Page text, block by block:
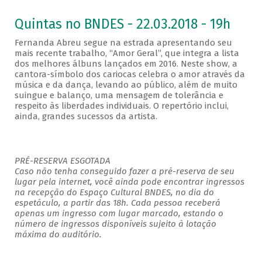
Quintas no BNDES - 22.03.2018 - 19h
Fernanda Abreu segue na estrada apresentando seu
mais recente trabalho, “Amor Geral”, que integra a lista
dos melhores álbuns lançados em 2016. Neste show, a
cantora-símbolo dos cariocas celebra o amor através da
música e da dança, levando ao público, além de muito
suingue e balanço, uma mensagem de tolerância e
respeito às liberdades individuais. O repertório inclui,
ainda, grandes sucessos da artista.
PRÉ-RESERVA ESGOTADA
Caso não tenha conseguido fazer a pré-reserva de seu
lugar pela internet, você ainda pode encontrar ingressos
na recepção do Espaço Cultural BNDES, no dia do
espetáculo, a partir das 18h. Cada pessoa receberá
apenas um ingresso com lugar marcado, estando o
número de ingressos disponíveis sujeito à lotação
máxima do auditório.